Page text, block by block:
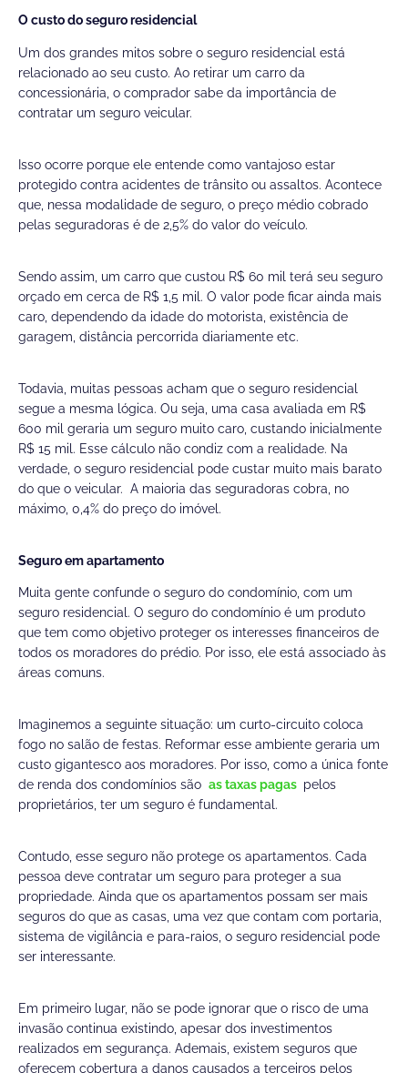
O custo do seguro residencial
Um dos grandes mitos sobre o seguro residencial está
relacionado ao seu custo. Ao retirar um carro da
concessionária, o comprador sabe da importância de
contratar um seguro veicular.
Isso ocorre porque ele entende como vantajoso estar
protegido contra acidentes de trânsito ou assaltos. Acontece
que, nessa modalidade de seguro, o preço médio cobrado
pelas seguradoras é de 2,5% do valor do veículo.
Sendo assim, um carro que custou R$ 60 mil terá seu seguro
orçado em cerca de R$ 1,5 mil. O valor pode ficar ainda mais
caro, dependendo da idade do motorista, existência de
garagem, distância percorrida diariamente etc.
Todavia, muitas pessoas acham que o seguro residencial
segue a mesma lógica. Ou seja, uma casa avaliada em R$
600 mil geraria um seguro muito caro, custando inicialmente
R$ 15 mil. Esse cálculo não condiz com a realidade. Na
verdade, o seguro residencial pode custar muito mais barato
do que o veicular. A maioria das seguradoras cobra, no
máximo, 0,4% do preço do imóvel.
Seguro em apartamento
Muita gente confunde o seguro do condomínio, com um
seguro residencial. O seguro do condomínio é um produto
que tem como objetivo proteger os interesses financeiros de
todos os moradores do prédio. Por isso, ele está associado às
áreas comuns.
Imaginemos a seguinte situação: um curto-circuito coloca
fogo no salão de festas. Reformar esse ambiente geraria um
custo gigantesco aos moradores. Por isso, como a única fonte
de renda dos condomínios são as taxas pagas pelos
proprietários, ter um seguro é fundamental.
Contudo, esse seguro não protege os apartamentos. Cada
pessoa deve contratar um seguro para proteger a sua
propriedade. Ainda que os apartamentos possam ser mais
seguros do que as casas, uma vez que contam com portaria,
sistema de vigilância e para-raios, o seguro residencial pode
ser interessante.
Em primeiro lugar, não se pode ignorar que o risco de uma
invasão continua existindo, apesar dos investimentos
realizados em segurança. Ademais, existem seguros que
oferecem cobertura a danos causados a terceiros pelos